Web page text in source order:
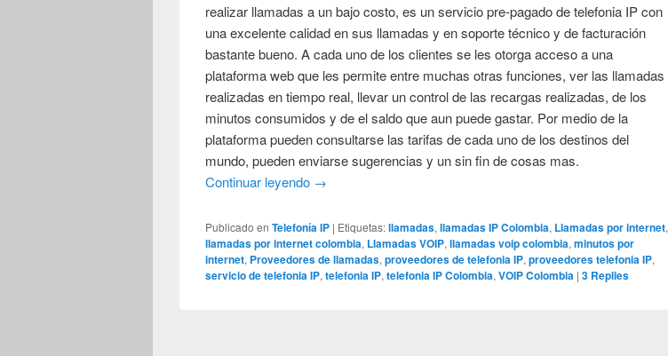
realizar llamadas a un bajo costo, es un servicio pre-pagado de telefonia IP con
una excelente calidad en sus llamadas y en soporte técnico y de facturación
bastante bueno. A cada uno de los clientes se les otorga acceso a una
plataforma web que les permite entre muchas otras funciones, ver las llamadas
realizadas en tiempo real, llevar un control de las recargas realizadas, de los
minutos consumidos y de el saldo que aun puede gastar. Por medio de la
plataforma pueden consultarse las tarifas de cada uno de los destinos del
mundo, pueden enviarse sugerencias y un sin fin de cosas mas.
Continuar leyendo →
Publicado en Telefonía IP | Etiquetas:llamadas,llamadas IP Colombia, Llamadas por internet,
llamadas por internet colombia, Llamadas VOIP,llamadas voip colombia,minutos por
internet, Proveedores de llamadas,proveedores de telefonia IP,proveedores telefonia IP,
servicio de telefonia IP,telefonia IP,telefonia IP Colombia,VOIP Colombia |3 Replies